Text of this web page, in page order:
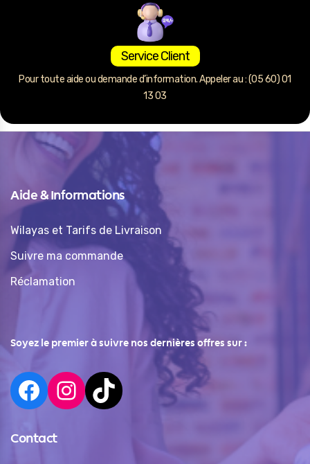
Service Client
Pour toute aide ou demande d’information. Appeler au : (05 60) 01
13 03
Aide & Informations
Wilayas et Tarifs de Livraison
Suivre ma commande
Réclamation
Soyez le premier à suivre nos dernières offres sur :
Contact